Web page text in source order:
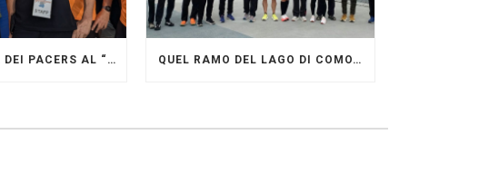
GRANDE FESTA DEI PACERS AL “GARDA LAKE RUNNING FESTIVAL” QUEL RAMO DEL LAGO DI COMO…